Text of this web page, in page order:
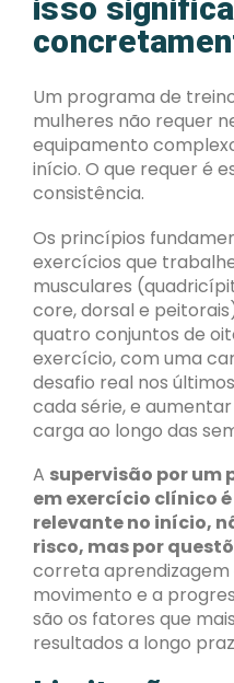
isso significa
Um programa de
mulheres não requer
equipamento
início. O que requer é
consistência.
Os princípios
exercícios que
musculares
core, dorsal e
quatro conjuntos de
exercício, com uma
desafio real nos
cada série, e
carga ao longo das
A supervisão por
em exercício clínico
relevante no início,
risco, mas por
correta aprendizagem
movimento e a
são os fatores que
resultados a longo